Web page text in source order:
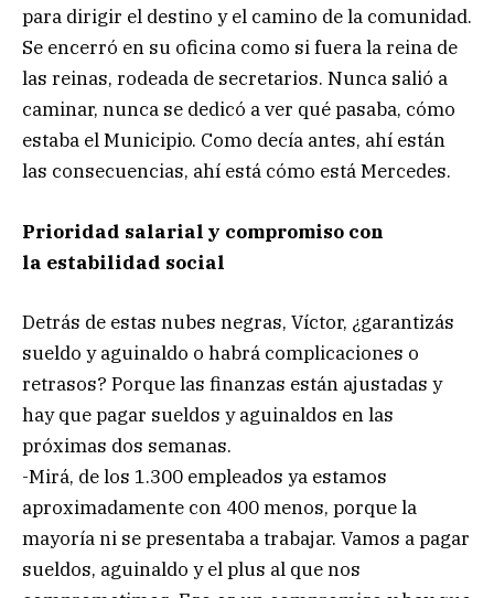
para dirigir el destino y el camino de la comunidad.
Se encerró en su oficina como si fuera la reina de
las reinas, rodeada de secretarios. Nunca salió a
caminar, nunca se dedicó a ver qué pasaba, cómo
estaba el Municipio. Como decía antes, ahí están
las consecuencias, ahí está cómo está Mercedes.
Prioridad salarial y compromiso con
la estabilidad social
Detrás de estas nubes negras, Víctor, ¿garantizás
sueldo y aguinaldo o habrá complicaciones o
retrasos? Porque las finanzas están ajustadas y
hay que pagar sueldos y aguinaldos en las
próximas dos semanas.
-Mirá, de los 1.300 empleados ya estamos
aproximadamente con 400 menos, porque la
mayoría ni se presentaba a trabajar. Vamos a pagar
sueldos, aguinaldo y el plus al que nos